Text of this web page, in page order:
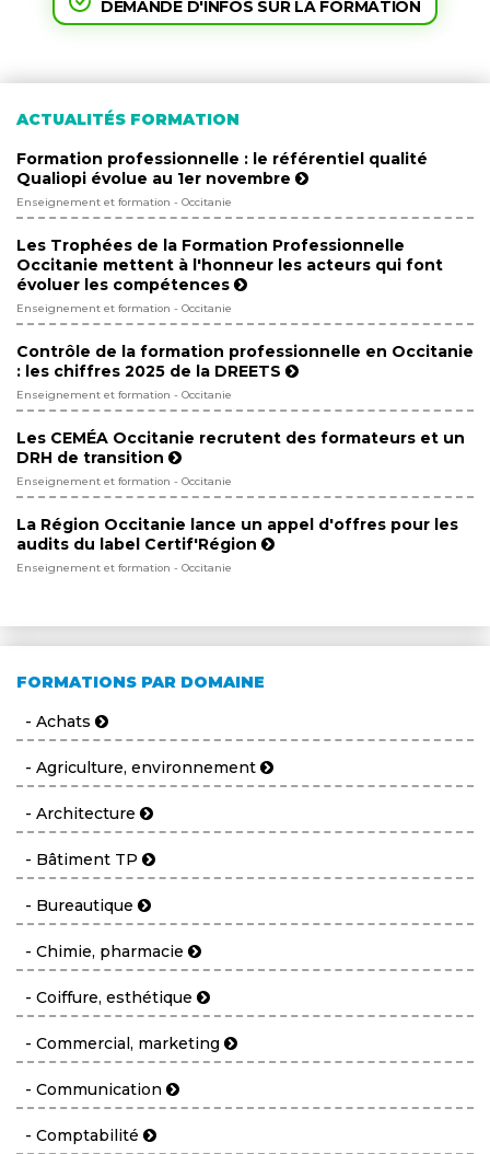
DEMANDE D'INFOS SUR LA FORMATION
ACTUALITÉS FORMATION
Formation professionnelle : le référentiel qualité
Qualiopi évolue au 1er novembre
Enseignement et formation - Occitanie
Les Trophées de la Formation Professionnelle
Occitanie mettent à l'honneur les acteurs qui font
évoluer les compétences
Enseignement et formation - Occitanie
Contrôle de la formation professionnelle en Occitanie
: les chiffres 2025 de la DREETS
Enseignement et formation - Occitanie
Les CEMÉA Occitanie recrutent des formateurs et un
DRH de transition
Enseignement et formation - Occitanie
La Région Occitanie lance un appel d'offres pour les
audits du label Certif'Région
Enseignement et formation - Occitanie
FORMATIONS PAR DOMAINE
- Achats
- Agriculture, environnement
- Architecture
- Bâtiment TP
- Bureautique
- Chimie, pharmacie
- Coiffure, esthétique
- Commercial, marketing
- Communication
- Comptabilité